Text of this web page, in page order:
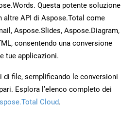
Questa potente soluzione
altre API di Aspose.Total come
Aspose.Slides, Aspose.Diagram,
consentendo una conversione
tue applicazioni.
file, semplificando le conversioni
Esplora l’elenco completo dei
Cloud.